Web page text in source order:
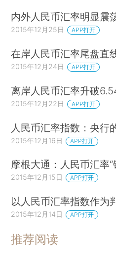
内外人民币汇率明显震
2015年12月25日 APP打开
在岸人民币汇率尾盘直
2015年12月24日 APP打开
离岸人民币汇率升破
2015年12月22日 APP打开
人民币汇率指数：央行
2015年12月16日 APP打开
摩根大通：人民币汇率
2015年12月15日 APP打开
以人民币汇率指数作为
2015年12月14日 APP打开
推荐阅读